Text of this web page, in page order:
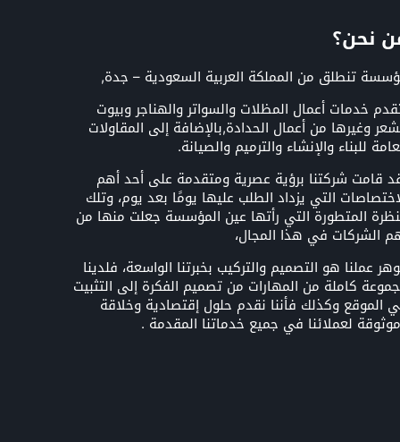
نحن؟
تنطلق من المملكة العربية السعودية – جدة,
خدمات أعمال المظلات والسواتر والهناجر وبيوت
وغيرها من أعمال الحدادة,بالإضافة إلى المقاولات
للبناء والإنشاء والترميم والصيانة.
قامت شركتنا برؤية عصرية ومتقدمة على أحد أهم
التي يزداد الطلب عليها يومًا بعد يوم، وتلك
المتطورة التي رأتها عين المؤسسة جعلت منها من
الشركات في هذا المجال،
عملنا هو التصميم والتركيب بخبرتنا الواسعة، فلدينا
كاملة من المهارات من تصميم الفكرة إلى التثبيت
الموقع وكذلك فأننا نقدم حلول إقتصادية وخلاقة
لعملائنا في جميع خدماتنا المقدمة .